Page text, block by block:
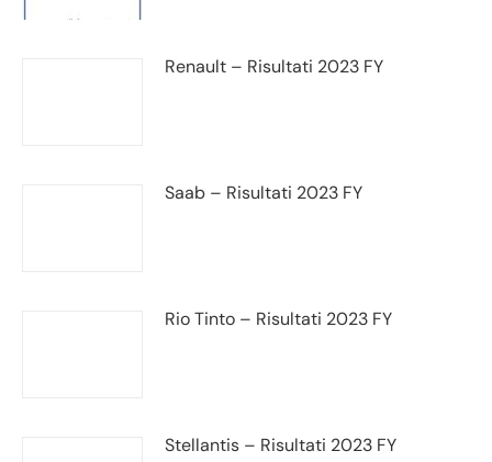
Renault – Risultati 2023 FY
Saab – Risultati 2023 FY
Rio Tinto – Risultati 2023 FY
Stellantis – Risultati 2023 FY